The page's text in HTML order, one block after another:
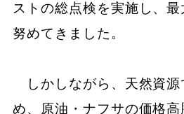
ストの総点検を実施し、
努めてきました。
しかしながら、天然資源
め、原油・ナフサの価格